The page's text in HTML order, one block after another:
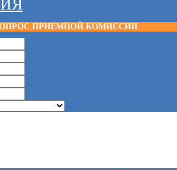
ПРИЕМНОЙ КОМИССИИ